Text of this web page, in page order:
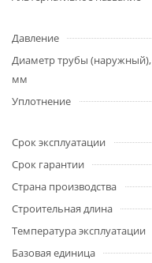
Давление
Диаметр трубы (наружный),
мм
Уплотнение
Срок эксплуатации
Срок гарантии
Страна производства
Строительная длина
Температура эксплуатации
Базовая единица